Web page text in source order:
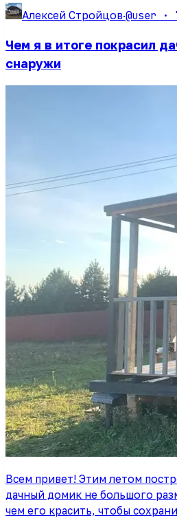
Алексей Стройцов·@user ·
Чем я в итоге покрасил
снаружи
Всем привет! Этим летом
дачный домик не большого
чем его красить, чтобы